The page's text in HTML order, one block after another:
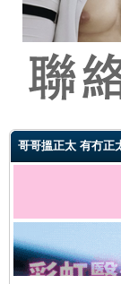
哥哥搵正太 有冇正